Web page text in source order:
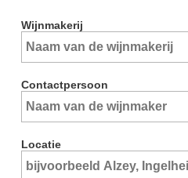
Wijnmakerij
Contactpersoon
Locatie